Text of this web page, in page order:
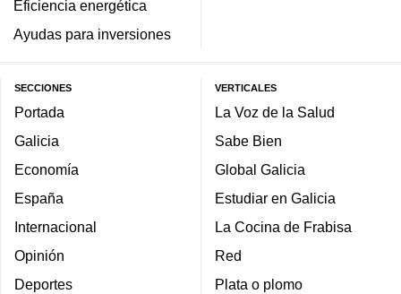
Eficiencia energética
Ayudas para inversiones
SECCIONES
Portada
Galicia
Economía
España
Internacional
Opinión
Deportes
VERTICALES
La Voz de la Salud
Sabe Bien
Global Galicia
Estudiar en Galicia
La Cocina de Frabisa
Red
Plata o plomo